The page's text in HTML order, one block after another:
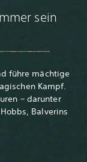
sein
führe mächtige
Kampf.
– darunter
Balverins